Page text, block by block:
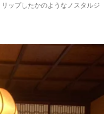
ップしたかのようなノスタルジ